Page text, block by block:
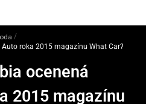
/
roka 2015 magazínu What Car?
ocenená
2015 magazínu